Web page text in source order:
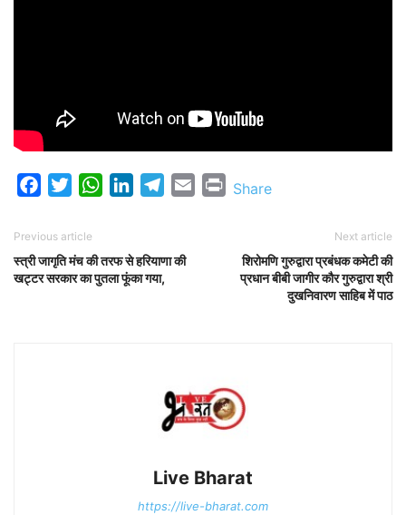
FacebookTwitterWhatsAppLinkedInTelegram
Email Print
Share
Previous article
स्त्री जागृति मंच की तरफ से हरियाणा की
खट्टर सरकार का पुतला फूंका गया,
Next article
शिरोमणि गुरुद्वारा प्रबंधक कमेटी की
प्रधान बीबी जागीर कौर गुरुद्वारा श्री
दुखनिवारण साहिब में पाठ
Live Bharat
https://live-bharat.com